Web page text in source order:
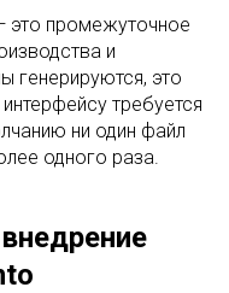
промежуточное
и
генерируются, это
требуется
ни один файл
одного раза.